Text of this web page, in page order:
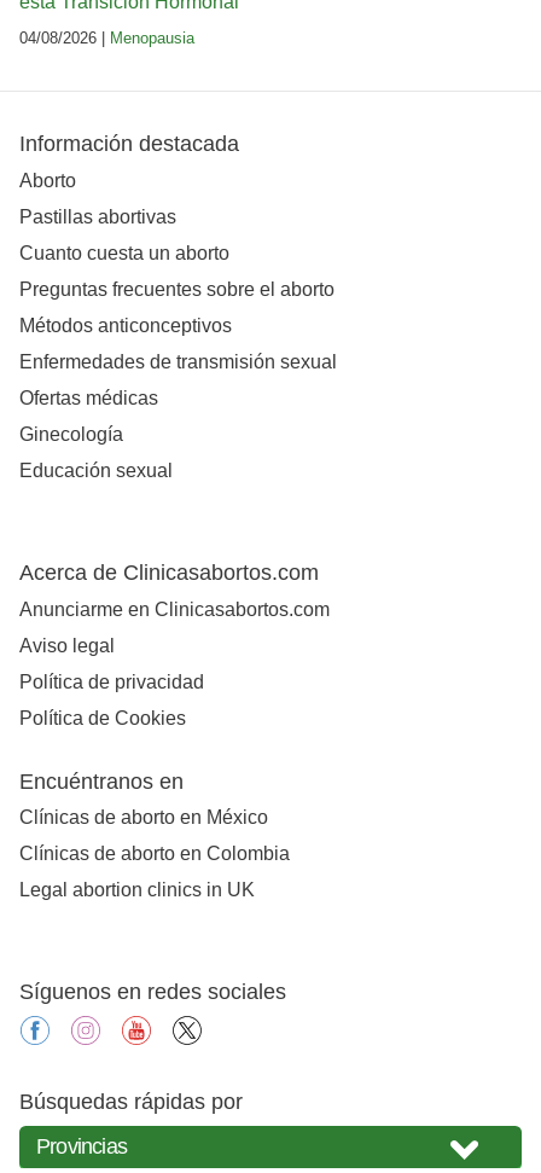
04/08/2026 | Menopausia
Información destacada
Aborto
Pastillas abortivas
Cuanto cuesta un aborto
Preguntas frecuentes sobre el aborto
Métodos anticonceptivos
Enfermedades de transmisión sexual
Ofertas médicas
Ginecología
Educación sexual
Acerca de Clinicasabortos.com
Anunciarme en Clinicasabortos.com
Aviso legal
Política de privacidad
Política de Cookies
Encuéntranos en
Clínicas de aborto en México
Clínicas de aborto en Colombia
Legal abortion clinics in UK
Síguenos en redes sociales
facebookinstagramyoutube
Búsquedas rápidas por